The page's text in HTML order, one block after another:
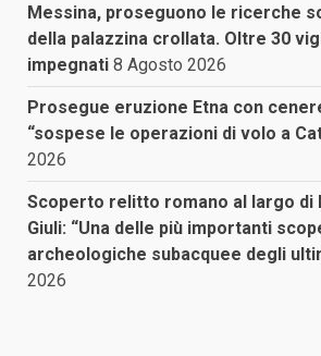
Messina, proseguono le ricerche
della palazzina crollata. Oltre 30
impegnati 8 Agosto 2026
Prosegue eruzione Etna con
“sospese le operazioni di volo a
2026
Scoperto relitto romano al largo di
Giuli: “Una delle più importanti
archeologiche subacquee degli
2026